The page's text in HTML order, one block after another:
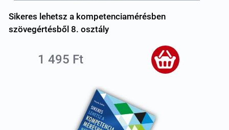
Sikeres lehetsz a kompetenciamérésben
szövegértésből 8. osztály
1 495 Ft